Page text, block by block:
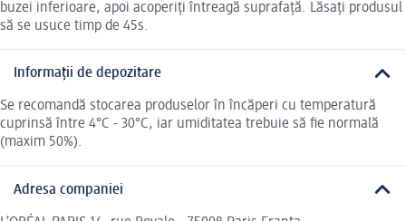
buzei inferioare, apoi acoperiți întreagă suprafață. Lăsați produsul
să se usuce timp de 45s.
Informații de depozitare
Se recomandă stocarea produselor în încăperi cu temperatură
cuprinsă între 4°C - 30°C, iar umiditatea trebuie să fie normală
(maxim 50%).
Adresa companiei